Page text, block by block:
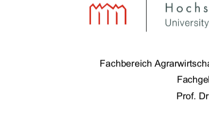
Inhaltsverzeichnis
Fachbereich
Prof.